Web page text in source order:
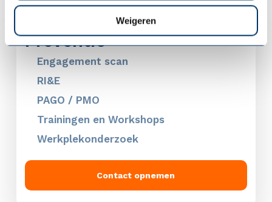
Weigeren
Preventie
Engagement scan
RI&E
PAGO / PMO
Trainingen en Workshops
Werkplekonderzoek
Contact opnemen